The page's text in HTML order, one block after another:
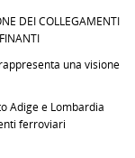
DEI COLLEGAMENTI
una visione
Adige e Lombardia
ferroviari